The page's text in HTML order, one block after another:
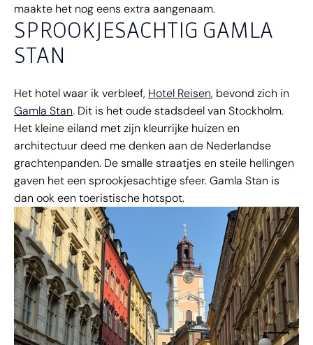
maakte het nog eens extra aangenaam.
SPROOKJESACHTIG GAMLA
STAN
Het hotel waar ik verbleef, Hotel Reisen, bevond zich in
Gamla Stan. Dit is het oude stadsdeel van Stockholm.
Het kleine eiland met zijn kleurrijke huizen en
architectuur deed me denken aan de Nederlandse
grachtenpanden. De smalle straatjes en steile hellingen
gaven het een sprookjesachtige sfeer. Gamla Stan is
dan ook een toeristische hotspot.